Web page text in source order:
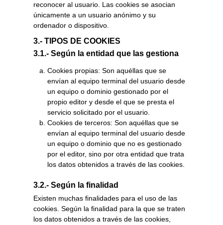
reconocer al usuario. Las cookies se asocian
únicamente a un usuario anónimo y su
ordenador o dispositivo.
3.- TIPOS DE COOKIES
3.1.- Según la entidad que las gestiona
Cookies propias: Son aquéllas que se
envían al equipo terminal del usuario desde
un equipo o dominio gestionado por el
propio editor y desde el que se presta el
servicio solicitado por el usuario.
Cookies de terceros: Son aquéllas que se
envían al equipo terminal del usuario desde
un equipo o dominio que no es gestionado
por el editor, sino por otra entidad que trata
los datos obtenidos a través de las cookies.
3.2.- Según la finalidad
Existen muchas finalidades para el uso de las
cookies. Según la finalidad para la que se traten
los datos obtenidos a través de las cookies,